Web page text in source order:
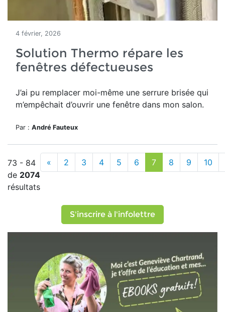
4 février, 2026
Solution Thermo répare les
fenêtres défectueuses
J’ai pu remplacer moi-même une serrure brisée qui
m’empêchait d’ouvrir une fenêtre dans mon salon.
Par : André Fauteux
73 - 84
de 2074
résultats
« 2 3 4 5 6 7 8 9 10
S'inscrire à l'infolettre